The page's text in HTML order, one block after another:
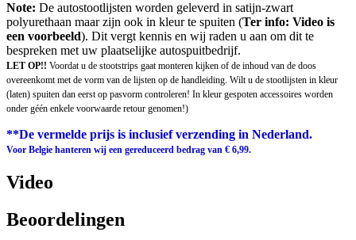
Note: De autostootlijsten worden geleverd in satijn-zwart
polyurethaan maar zijn ook in kleur te spuiten (Ter info: Video is
een voorbeeld). Dit vergt kennis en wij raden u aan om dit te
bespreken met uw plaatselijke autospuitbedrijf.
LET OP!! Voordat u de stootstrips gaat monteren kijken of de inhoud van de doos
overeenkomt met de vorm van de lijsten op de handleiding. Wilt u de stootlijsten in kleur
(laten) spuiten dan eerst op pasvorm controleren! In kleur gespoten accessoires worden
onder géén enkele voorwaarde retour genomen!)
**De vermelde prijs is inclusief verzending in Nederland.
Voor Belgie hanteren wij een gereduceerd bedrag van € 6,99.
Video
Beoordelingen